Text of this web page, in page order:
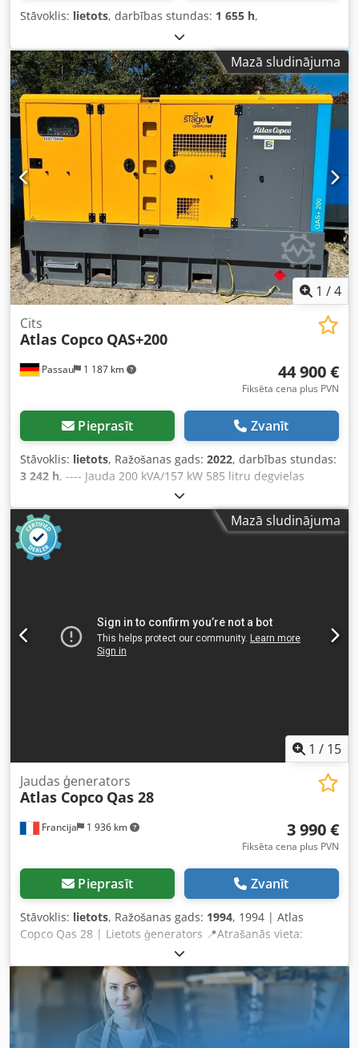
Stāvoklis: lietots, darbības stundas: 1 655 h,
Mazā sludinājuma
1 /4
Passau 1 187 km
Cits
Atlas Copco QAS+200
44 900 €
Fiksēta cena plus PVN
Pieprasīt Zvanīt
Stāvoklis: lietots, Ražošanas gads: 2022, darbības stundas:
3 242 h, ---- Jauda 200 kVA/157 kW 585 litru degvielas
tvertne Codpfx Apozrkuaj Eeha 3242 darba stundas,
ražošanas gads 12/2022 Rozetes 125-63-32-16A + DS
Aizsardzības slēdzis pret noplūdes strāvu, tips B.Mazā sludinājuma
1 / 15
Francija 1 936 km
Jaudas ģenerators
Atlas Copco Qas 28
3 990 €
Fiksēta cena plus PVN
Pieprasīt Zvanīt
Stāvoklis: lietots, Ražošanas gads: 1994, 1994 | Atlas
Copco Qas 28 | Lietots ģenerators 📍Atrašanās vieta:
Francija 🚛 Piegāde pieejama uz Jūsu norādīto galamērķi –
izmantojiet mūsu piegādes kalkulatoru, lai aprēķinātu
transporta izmaksas! Chsdpfx Asy Rukfep Eja 💰
Iegādājieties tagad par EUR 4000 vai izsakiet savu cenu
piedāvājumu. Apmaksa piegādes brīdī iespējama par
pieņemamu maksu (pakļauts apstiprinājumam)* 👷‍♂️